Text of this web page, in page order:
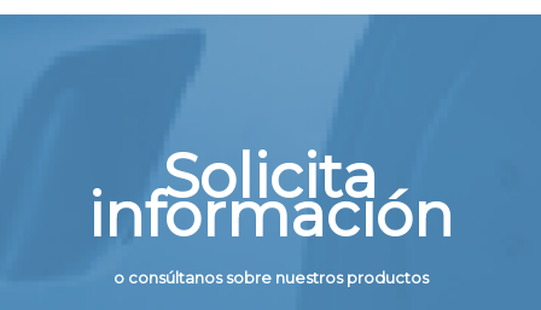
Solicita
información
o consúltanos sobre nuestros productos